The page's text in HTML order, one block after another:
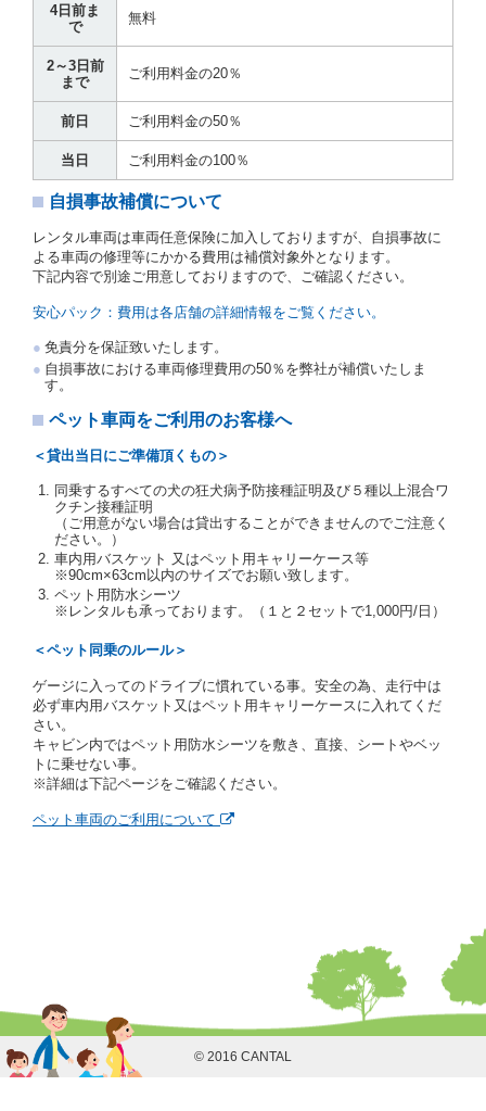
貸渡契約を締結した場合、借受人は当社に第１0条第
１項に定める貸渡料金を支払うものとします。
運転者の義務と定められた事項を遵守するものとしま
す。
当社は、監督官庁の基本通達（注１）に基づき、貸渡
運転者の氏名、住所、運転免許の種類及び運転免許証
写しを添付するため、貸渡契約の締結にあたり、借受
人に対し、借受人の指定する運転者（以下「運転者」
といいます。）の運転免許証の提示を求めるほか、そ
の写しの提出を求めることがあります。この場合、借
受人は、自己が運転者であるときは自己の運転免許証
の運転免許証を提示するものとします。
交通局長通達「レンタカーに関する基本通達」（自
旅第138号 平成7年6月13日）の２．(10)及び(11)の
注２）運転免許証とは、道路交通法第９２条に規定
される運転免許証のうち、道路交通法施行規則第１
９条別記様式第１４の書式の運転免許証をいいま
す。
当社は、貸渡契約の締結にあたり、借受人及び運転者
に対し、運転免許証のほかに本人確認ができる書類の
提示を求め、及び提出された書類の写しをとることが
あります。
当社は、貸渡契約の締結にあたり、借受期間中に借受
人及び運転者と連絡するための携帯電話番号等の告知
を求めます。
レジットカード若しくは現金による支払いを求め、又
借受人は契約後の借受期間の延長はできないものとし
ます。
当社は、借受人又は運転者が前3項に従わない場合
は、貸渡契約の締結を拒絶するとともに、予約を取消
すことができるものとします。なお、この場合の予約
申込金等の扱いについては、第4条第5項を適用するも
のとします。
有していないとき、又は運転免許証の提示をせず、
もしくは当社が求めたにもかかわらず、その運転者
の運転免許証の写しの提出に同意しないとき。 ②
酒気を帯びていると認められるとき。
③ 麻薬、覚せい剤、シンナー、危険ドラッグ等によ
る中毒症状等を呈していると認められるとき。
④ チャイルドシートがないにもかかわらず６才未満
4日前ま
で
無料
2～3日前
まで
ご利用料金の20％
前日 ご利用料金の50％
当日 ご利用料金の100％
自損事故補償について
レンタル車両は車両任意保険に加入しておりますが、自損事故に
よる車両の修理等にかかる費用は補償対象外となります。
下記内容で別途ご用意しておりますので、ご確認ください。
安心パック：費用は各店舗の詳細情報をご覧ください。
免責分を保証致いたします。
自損事故における車両修理費用の50％を弊社が補償いたしま
す。
ペット車両をご利用のお客様へ
＜貸出当日にご準備頂くもの＞
同乗するすべての犬の狂犬病予防接種証明及び５種以上混合ワ
クチン接種証明
（ご用意がない場合は貸出することができませんのでご注意く
ださい。）
車内用バスケット 又はペット用キャリーケース等
※90cm×63cm以内のサイズでお願い致します。
ペット用防水シーツ
※レンタルも承っております。（１と２セットで1,000円/日）
＜ペット同乗のルール＞
ゲージに入ってのドライブに慣れている事。安全の為、走行中は
必ず車内用バスケット又はペット用キャリーケースに入れてくだ
さい。
キャビン内ではペット用防水シーツを敷き、直接、シートやベッ
トに乗せない事。
※詳細は下記ページをご確認ください。
ペット車両のご利用について
© 2016 CANTAL